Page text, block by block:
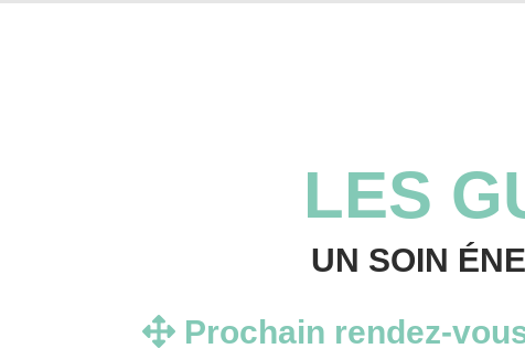
LES
UN SOIN
Prochain rendez-